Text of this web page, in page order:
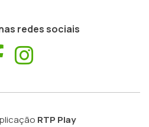
redes sociais
Facebook
RTP Play